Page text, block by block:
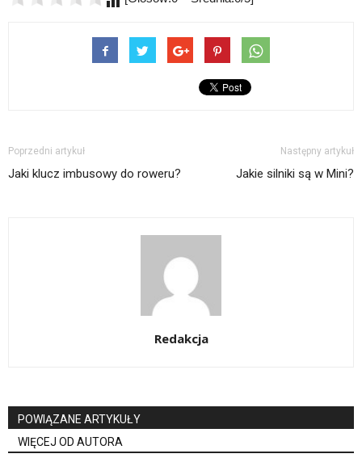
Poprzedni artykuł
Jaki klucz imbusowy do roweru?
Następny artykuł
Jakie silniki są w Mini?
Redakcja
POWIĄZANE ARTYKUŁY
WIĘCEJ OD AUTORA